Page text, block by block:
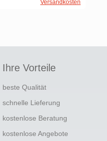
Versandkosten
Ihre Vorteile
beste Qualität
schnelle Lieferung
kostenlose Beratung
kostenlose Angebote